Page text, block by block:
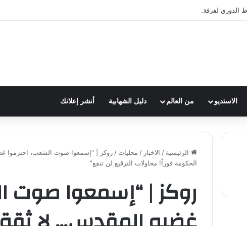
الدوري لفرقة الكشافة في فوج الامام الصادق (ع)
الاستديو من العالم دليل الشهابية أنشر إعلانك
الرئيسية / الاخبار / محليات / روكز | “إسمعوا صوت الشعب، احترموا
الحكومة فوراً! محاولات الترقيع لن تنفع”
روكز | “إسمعوا صوت